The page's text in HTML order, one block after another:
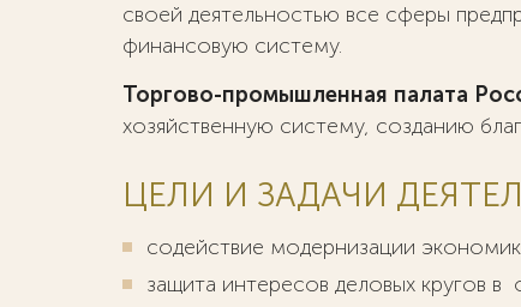
своей деятельностью все сферы
финансовую систему.
Торгово-промышленная палата
хозяйственную систему, созданию
ЦЕЛИ И ЗАДАЧИ
содействие модернизации
защита интересов деловых кругов в